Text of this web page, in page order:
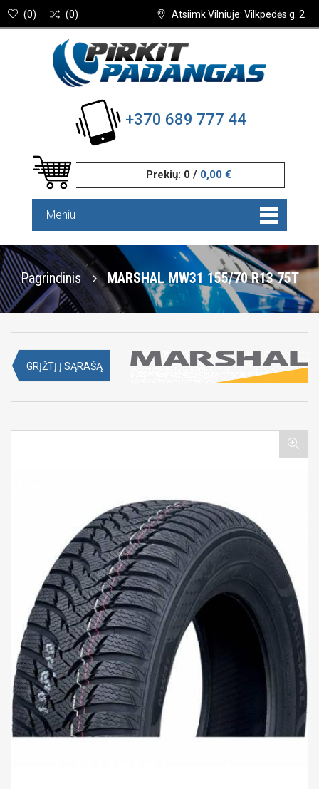
Atsiimk Vilniuje: Vilkpedės g. 2
(0) (0)
+370 689 777 44
Prekių: 0 / 0,00 €
Meniu
Pagrindinis MARSHAL MW31 155/70 R13 75T
GRĮŽTĮ Į SĄRAŠĄ